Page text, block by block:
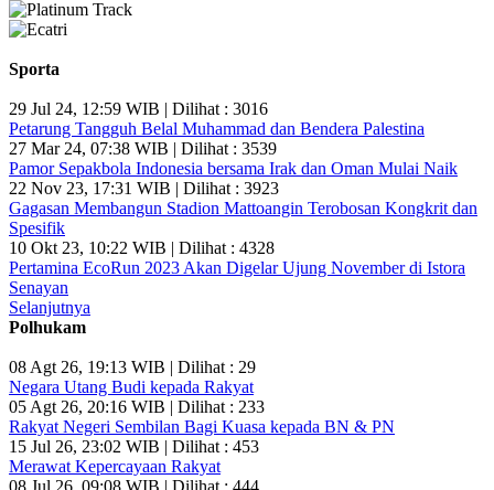
Sporta
29 Jul 24, 12:59 WIB | Dilihat : 3016
Petarung Tangguh Belal Muhammad dan Bendera Palestina
27 Mar 24, 07:38 WIB | Dilihat : 3539
Pamor Sepakbola Indonesia bersama Irak dan Oman Mulai Naik
22 Nov 23, 17:31 WIB | Dilihat : 3923
Gagasan Membangun Stadion Mattoangin Terobosan Kongkrit dan
Spesifik
10 Okt 23, 10:22 WIB | Dilihat : 4328
Pertamina EcoRun 2023 Akan Digelar Ujung November di Istora
Senayan
Selanjutnya
Polhukam
08 Agt 26, 19:13 WIB | Dilihat : 29
Negara Utang Budi kepada Rakyat
05 Agt 26, 20:16 WIB | Dilihat : 233
Rakyat Negeri Sembilan Bagi Kuasa kepada BN & PN
15 Jul 26, 23:02 WIB | Dilihat : 453
Merawat Kepercayaan Rakyat
08 Jul 26, 09:08 WIB | Dilihat : 444